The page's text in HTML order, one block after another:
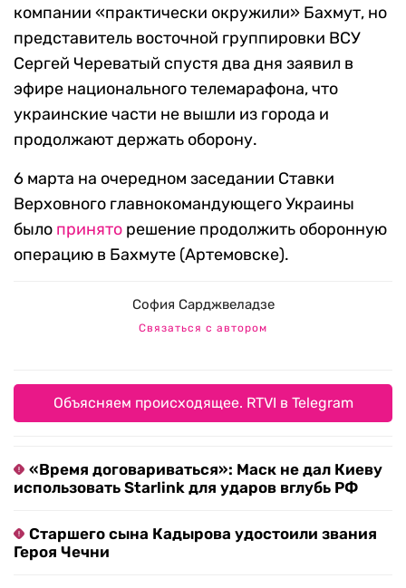
компании «практически окружили» Бахмут, но
представитель восточной группировки ВСУ
Сергей Череватый спустя два дня заявил в
эфире национального телемарафона, что
украинские части не вышли из города и
продолжают держать оборону.
6 марта на очередном заседании Ставки
Верховного главнокомандующего Украины
было принято решение продолжить оборонную
операцию в Бахмуте (Артемовске).
София Сарджвеладзе
Связаться с автором
Объясняем происходящее. RTVI в Telegram
«Время договариваться»: Маск не дал Киеву
использовать Starlink для ударов вглубь РФ
Старшего сына Кадырова удостоили звания
Героя Чечни